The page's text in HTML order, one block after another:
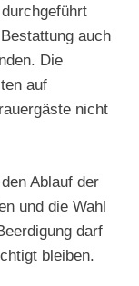
auch
Die
auf
nicht
Ablauf der
und die Wahl
darf
bleiben.